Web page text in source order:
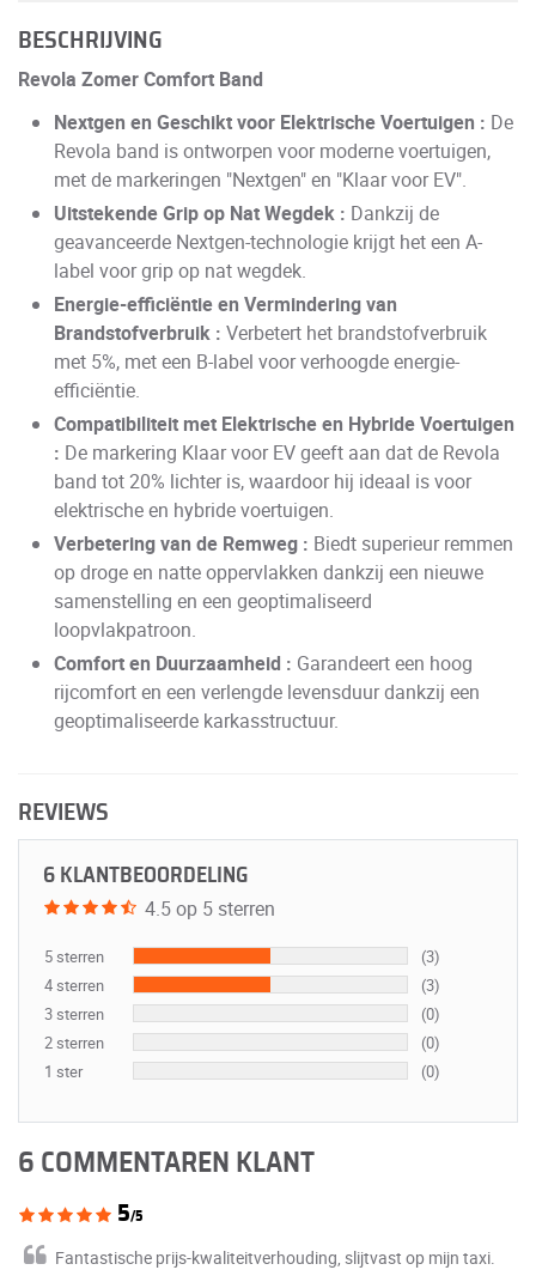
BESCHRIJVING
Revola Zomer Comfort Band
Nextgen en Geschikt voor Elektrische Voertuigen : De
Revola band is ontworpen voor moderne voertuigen,
met de markeringen "Nextgen" en "Klaar voor EV".
Uitstekende Grip op Nat Wegdek : Dankzij de
geavanceerde Nextgen-technologie krijgt het een A-
label voor grip op nat wegdek.
Energie-efficiëntie en Vermindering van
Brandstofverbruik : Verbetert het brandstofverbruik
met 5%, met een B-label voor verhoogde energie-
efficiëntie.
Compatibiliteit met Elektrische en Hybride Voertuigen
: De markering Klaar voor EV geeft aan dat de Revola
band tot 20% lichter is, waardoor hij ideaal is voor
elektrische en hybride voertuigen.
Verbetering van de Remweg : Biedt superieur remmen
op droge en natte oppervlakken dankzij een nieuwe
samenstelling en een geoptimaliseerd
loopvlakpatroon.
Comfort en Duurzaamheid : Garandeert een hoog
rijcomfort en een verlengde levensduur dankzij een
geoptimaliseerde karkasstructuur.
REVIEWS
6 KLANTBEOORDELING
4.5 op 5 sterren
5 sterren
(3)
4 sterren
(3)
3 sterren
(0)
2 sterren
(0)
1 ster
(0)
6 COMMENTAREN KLANT
5/5
Fantastische prijs-kwaliteitverhouding, slijtvast op mijn taxi.